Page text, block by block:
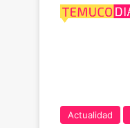
Actualidad